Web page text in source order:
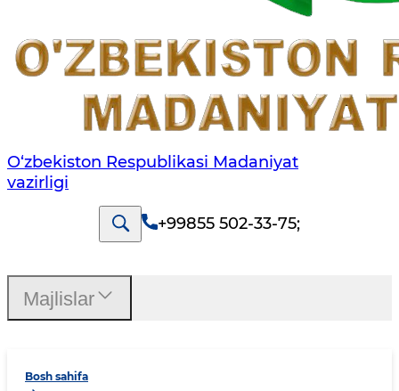
O‘zbekiston Respublikasi Madaniyat
vazirligi
+99855 502-33-75;
Bosh sahifa
Majlislar